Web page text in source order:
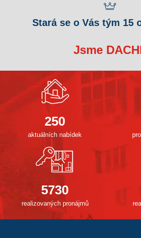
Stará se o Vás tým 15
Jsme
250
aktuálních nabídek
5730
realizovaných pronájmů